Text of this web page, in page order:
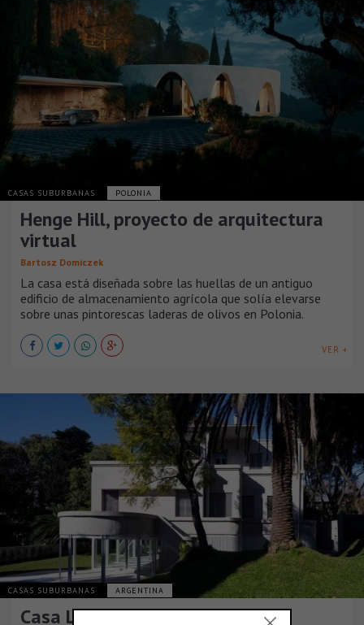
CASAS SUBURBANAS POLONIA
Henge Hill, proyecto de arquitectura
virtual
Bartosz Domiczek
La casa está diseñada sobre las huellas de un antiguo
edificio de almacenamiento agrícola que solía elevarse
sobre unas pintorescas laderas de olivos en Polonia.
VER +
CASAS SUBURBANAS ARGENTINA
Casa Luar